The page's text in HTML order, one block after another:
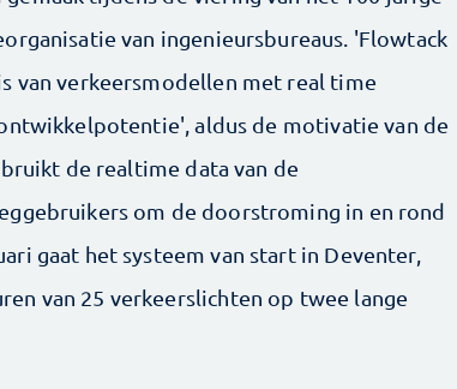
van ingenieursbureaus. 'Flowtack
van verkeersmodellen met real time
aldus de motivatie van de
de realtime data van de
om de doorstroming in en rond
gaat het systeem van start in Deventer,
van 25 verkeerslichten op twee lange